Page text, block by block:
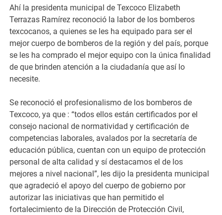
Ahí la presidenta municipal de Texcoco Elizabeth
Terrazas Ramírez reconoció la labor de los bomberos
texcocanos, a quienes se les ha equipado para ser el
mejor cuerpo de bomberos de la región y del país, porque
se les ha comprado el mejor equipo con la única finalidad
de que brinden atención a la ciudadanía que así lo
necesite.
Se reconoció el profesionalismo de los bomberos de
Texcoco, ya que : “todos ellos están certificados por el
consejo nacional de normatividad y certificación de
competencias laborales, avalados por la secretaría de
educación pública, cuentan con un equipo de protección
personal de alta calidad y sí destacamos el de los
mejores a nivel nacional”, les dijo la presidenta municipal
que agradeció el apoyo del cuerpo de gobierno por
autorizar las iniciativas que han permitido el
fortalecimiento de la Dirección de Protección Civil,